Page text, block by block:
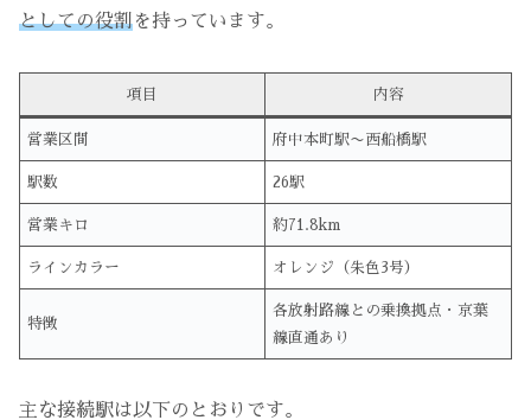
としての役割を持っています。
項目 内容
営業区間 府中本町駅〜西船橋駅
駅数 26駅
営業キロ 約71.8km
ラインカラー オレンジ（朱色3号）
特徴
各放射路線との乗換拠点・京葉
線直通あり
主な接続駅は以下のとおりです。